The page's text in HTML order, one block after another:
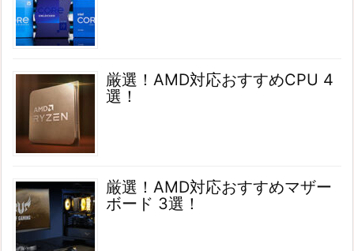
厳選！AMD対応おすすめCPU 4
選！
厳選！AMD対応おすすめマザー
ボード 3選！